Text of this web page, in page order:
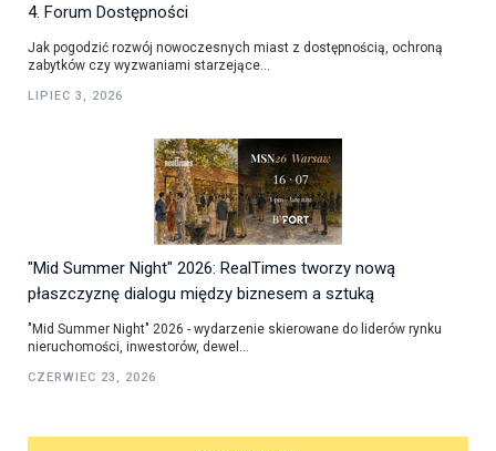
4. Forum Dostępności
Jak pogodzić rozwój nowoczesnych miast z dostępnością, ochroną
zabytków czy wyzwaniami starzejące...
LIPIEC 3, 2026
"Mid Summer Night" 2026: RealTimes tworzy nową
płaszczyznę dialogu między biznesem a sztuką
"Mid Summer Night" 2026 - wydarzenie skierowane do liderów rynku
nieruchomości, inwestorów, dewel...
CZERWIEC 23, 2026